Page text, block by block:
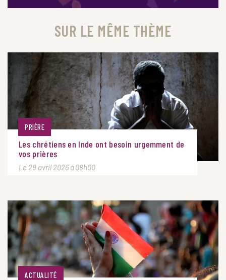
SUR LE MÊME THÈME
PRIÈRE
Les chrétiens en Inde ont besoin urgemment de
vos prières
Le 29 avril 2026 à 08h00
ACTUALITÉ